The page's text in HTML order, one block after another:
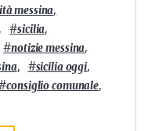
messina,
, #sicilia,
#notizie messina,
, #sicilia oggi,
consiglio comunale,